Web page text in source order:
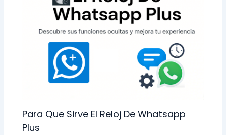
Para Que Sirve El Reloj De Whatsapp
Plus